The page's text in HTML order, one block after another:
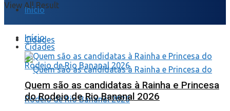
View All Result
Início
Cidades
Início
Cidades
Quem são as candidatas à Rainha e Princesa
do Rodeio de Rio Bananal 2026